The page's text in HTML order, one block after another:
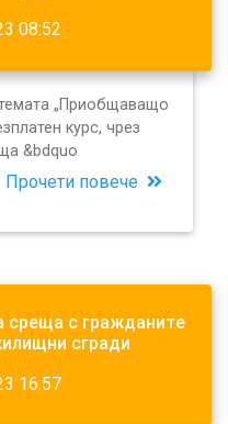
08:52
„Приобщаващо
курс, чрез
&bdquo
Прочети повече
среща с гражданите
сгради
16:57